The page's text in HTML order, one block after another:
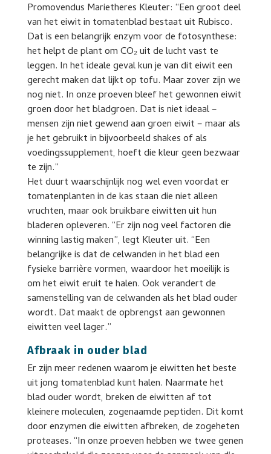
Promovendus Marietheres Kleuter: “Een groot deel
van het eiwit in tomatenblad bestaat uit Rubisco.
Dat is een belangrijk enzym voor de fotosynthese:
het helpt de plant om CO₂ uit de lucht vast te
leggen. In het ideale geval kun je van dit eiwit een
gerecht maken dat lijkt op tofu. Maar zover zijn we
nog niet. In onze proeven bleef het gewonnen eiwit
groen door het bladgroen. Dat is niet ideaal –
mensen zijn niet gewend aan groen eiwit – maar als
je het gebruikt in bijvoorbeeld shakes of als
voedingssupplement, hoeft die kleur geen bezwaar
te zijn.”
Het duurt waarschijnlijk nog wel even voordat er
tomatenplanten in de kas staan die niet alleen
vruchten, maar ook bruikbare eiwitten uit hun
bladeren opleveren. “Er zijn nog veel factoren die
winning lastig maken”, legt Kleuter uit. “Een
belangrijke is dat de celwanden in het blad een
fysieke barrière vormen, waardoor het moeilijk is
om het eiwit eruit te halen. Ook verandert de
samenstelling van de celwanden als het blad ouder
wordt. Dat maakt de opbrengst aan gewonnen
eiwitten veel lager.”
Afbraak in ouder blad
Er zijn meer redenen waarom je eiwitten het beste
uit jong tomatenblad kunt halen. Naarmate het
blad ouder wordt, breken de eiwitten af tot
kleinere moleculen, zogenaamde peptiden. Dit komt
door enzymen die eiwitten afbreken, de zogeheten
proteases. “In onze proeven hebben we twee genen